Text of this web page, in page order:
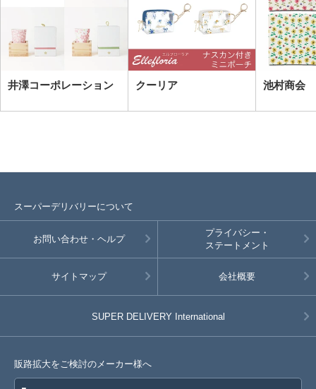
井澤コーポレーション クーリア 池村商会
スーパーデリバリーについて
お問い合わせ・ヘルプ
プライバシー・
ステートメント
サイトマップ 会社概要
SUPER DELIVERY International
販路拡大をご検討のメーカー様へ